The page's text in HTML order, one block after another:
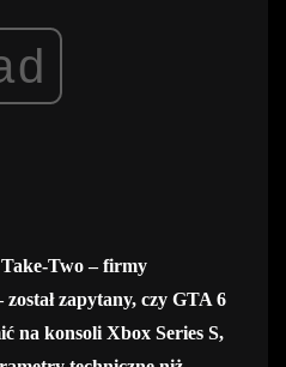
Two – firmy
zapytany, czy GTA 6
na konsoli Xbox Series S,